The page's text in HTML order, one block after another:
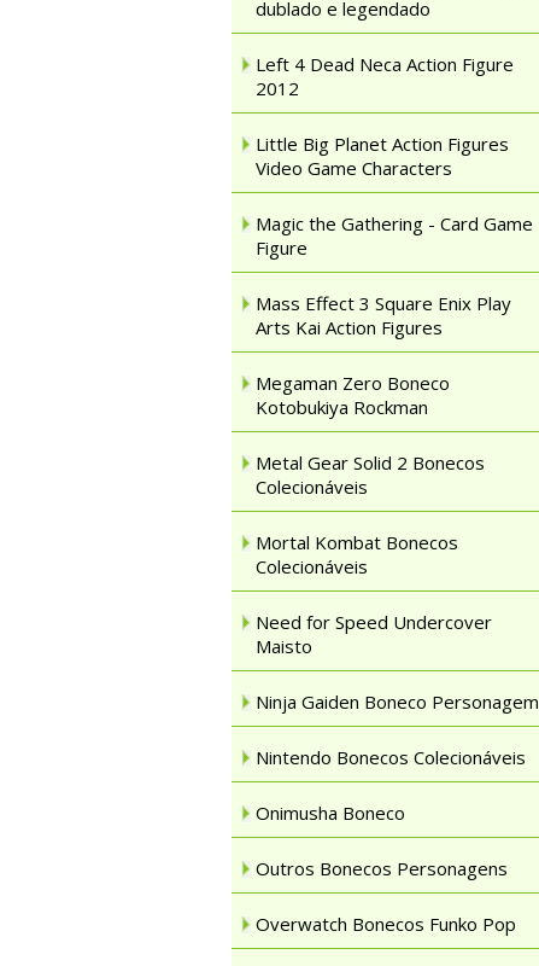
dublado e legendado
Left 4 Dead Neca Action Figure
2012
Little Big Planet Action Figures
Video Game Characters
Magic the Gathering - Card Game
Figure
Mass Effect 3 Square Enix Play
Arts Kai Action Figures
Megaman Zero Boneco
Kotobukiya Rockman
Metal Gear Solid 2 Bonecos
Colecionáveis
Mortal Kombat Bonecos
Colecionáveis
Need for Speed Undercover
Maisto
Ninja Gaiden Boneco Personagem
Nintendo Bonecos Colecionáveis
Onimusha Boneco
Outros Bonecos Personagens
Overwatch Bonecos Funko Pop